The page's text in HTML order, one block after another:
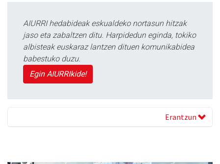
AIURRI hedabideak eskualdeko nortasun hitzak
jaso eta zabaltzen ditu. Harpidedun eginda, tokiko
albisteak euskaraz lantzen dituen komunikabidea
babestuko duzu.
Egin AIURRIkide!
Erantzun